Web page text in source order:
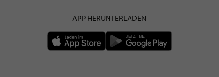
APP HERUNTERLADEN